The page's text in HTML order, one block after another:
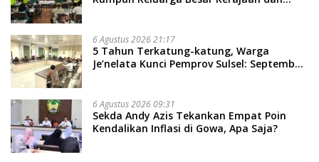
Soal Adat dan Adab
6 Agustus 2026 21:17
5 Tahun Terkatung-katung, Warga
Je’nelata Kunci Pemprov Sulsel: September
6 Agustus 2026 09:31
Sekda Andy Azis Tekankan Empat Poin
Kendalikan Inflasi di Gowa, Apa Saja?